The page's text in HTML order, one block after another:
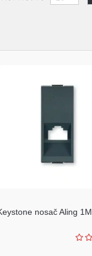
nosač Aling